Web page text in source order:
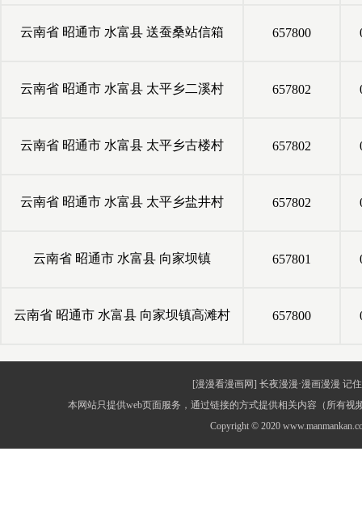
云南省 昭通市 水富县 送蚕桑站信箱 657800
云南省 昭通市 水富县 太平乡二溪村 657802
云南省 昭通市 水富县 太平乡古楼村 657802
云南省 昭通市 水富县 太平乡盐井村 657802
云南省 昭通市 水富县 向家坝镇 657801
云南省 昭通市 水富县 向家坝镇高滩村 657800
[漫漫看漫画网] 长夜漫漫·漫画漫漫 记
本网站只提供web页面服务，通过链接的方式提供相关内容（所有
Copyright © 2020